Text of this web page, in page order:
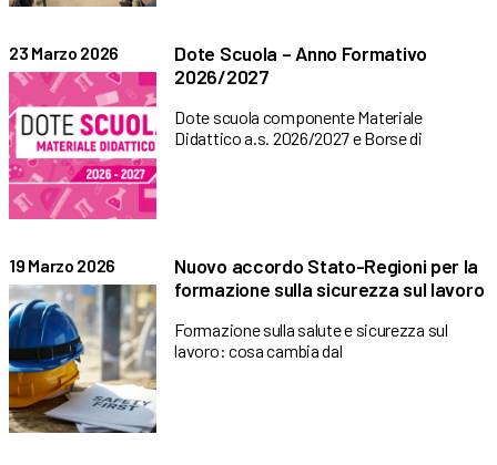
23 Marzo 2026
Dote Scuola – Anno Formativo
2026/2027
Dote scuola componente Materiale
Didattico a.s. 2026/2027 e Borse di
19 Marzo 2026
Nuovo accordo Stato-Regioni per la
formazione sulla sicurezza sul lavoro
Formazione sulla salute e sicurezza sul
lavoro: cosa cambia dal